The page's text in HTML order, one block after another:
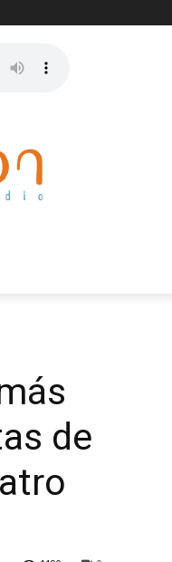
de